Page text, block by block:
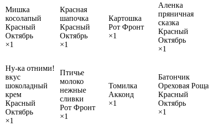
Мишка
косолапый
Красный
Октябрь
×1
Красная
шапочка
Красный
Октябрь
×1
Картошка
Рот Фронт
×1
Аленка
пряничная
сказка
Красный
Октябрь
×1
Ну-ка отними!
вкус
шоколадный
крем
Красный
Октябрь
×1
Птичье
молоко
нежные
сливки
Рот Фронт
×1
Томилка
Акконд
×1
Батончик
Ореховая Роща
Красный
Октябрь
×1